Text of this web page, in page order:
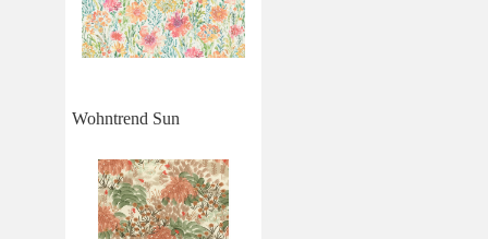
Wohntrend Sun